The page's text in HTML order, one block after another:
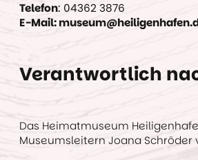
Telefon: 04362 3876
E-Mail:
Verantwortlich
Das Heimatmuseum
Museumsleitern Joana Schröder